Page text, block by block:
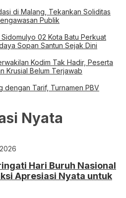
di Malang, Tekankan Soliditas
Publik
02 Kota Batu Perkuat
Sopan Santun Sejak Dini
Kodim Tak Hadir, Peserta
Krusial Belum Terjawab
dengan Tarif, Turnamen PBV
Nyata
Hari Buruh Nasional
Apresiasi Nyata untuk